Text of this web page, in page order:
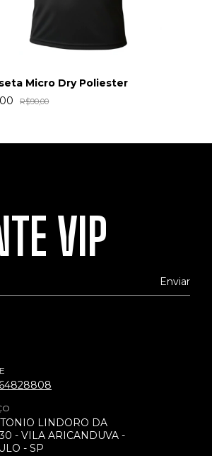
Micro Dry Poliester
R$90,00
VIP
LINDORO DA
- VILA ARICANDUVA -
- SP